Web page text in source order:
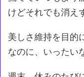
けどそれでも消え
美しさ維持を目的
なのに、いったい